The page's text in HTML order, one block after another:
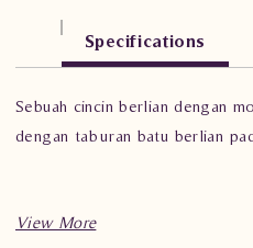
Specifications
Sebuah cincin berlian dengan
dengan taburan batu berlian
Deskripsi penting perhiasan